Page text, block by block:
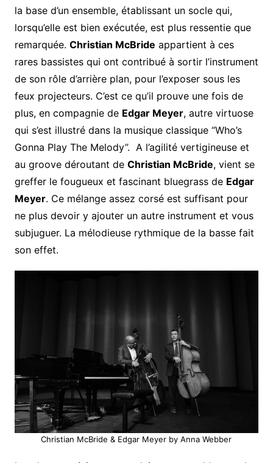
la base d’un ensemble, établissant un socle qui,
lorsqu’elle est bien exécutée, est plus ressentie que
remarquée. Christian McBride appartient à ces
rares bassistes qui ont contribué à sortir l’instrument
de son rôle d’arrière plan, pour l’exposer sous les
feux projecteurs. C’est ce qu’il prouve une fois de
plus, en compagnie de Edgar Meyer, autre virtuose
qui s’est illustré dans la musique classique “Who’s
Gonna Play The Melody”. A l’agilité vertigineuse et
au groove déroutant de Christian McBride, vient se
greffer le fougueux et fascinant bluegrass de Edgar
Meyer. Ce mélange assez corsé est suffisant pour
ne plus devoir y ajouter un autre instrument et vous
subjuguer. La mélodieuse rythmique de la basse fait
son effet.
Christian McBride & Edgar Meyer by Anna Webber